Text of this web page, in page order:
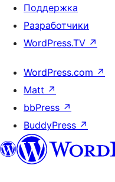
Поддержка
Разработчики
WordPress.TV ↗
WordPress.com ↗
Matt ↗
bbPress ↗
BuddyPress ↗